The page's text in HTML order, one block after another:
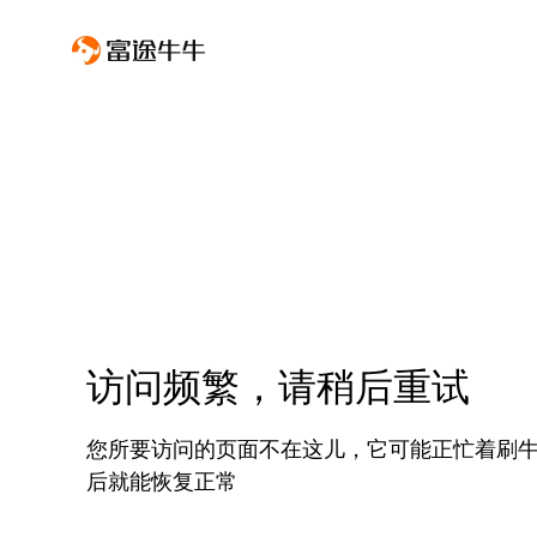
访问频繁，请稍后重试
您所要访问的页面不在这儿，它可能正忙着刷
后就能恢复正常